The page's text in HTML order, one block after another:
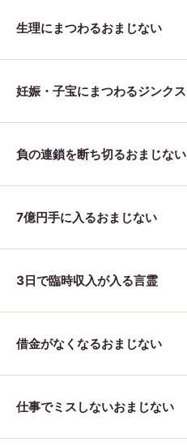
生理にまつわるおまじない
妊娠・子宝にまつわるジンクス
負の連鎖を断ち切るおまじない
7億円手に入るおまじない
3日で臨時収入が入る言霊
借金がなくなるおまじない
仕事でミスしないおまじない